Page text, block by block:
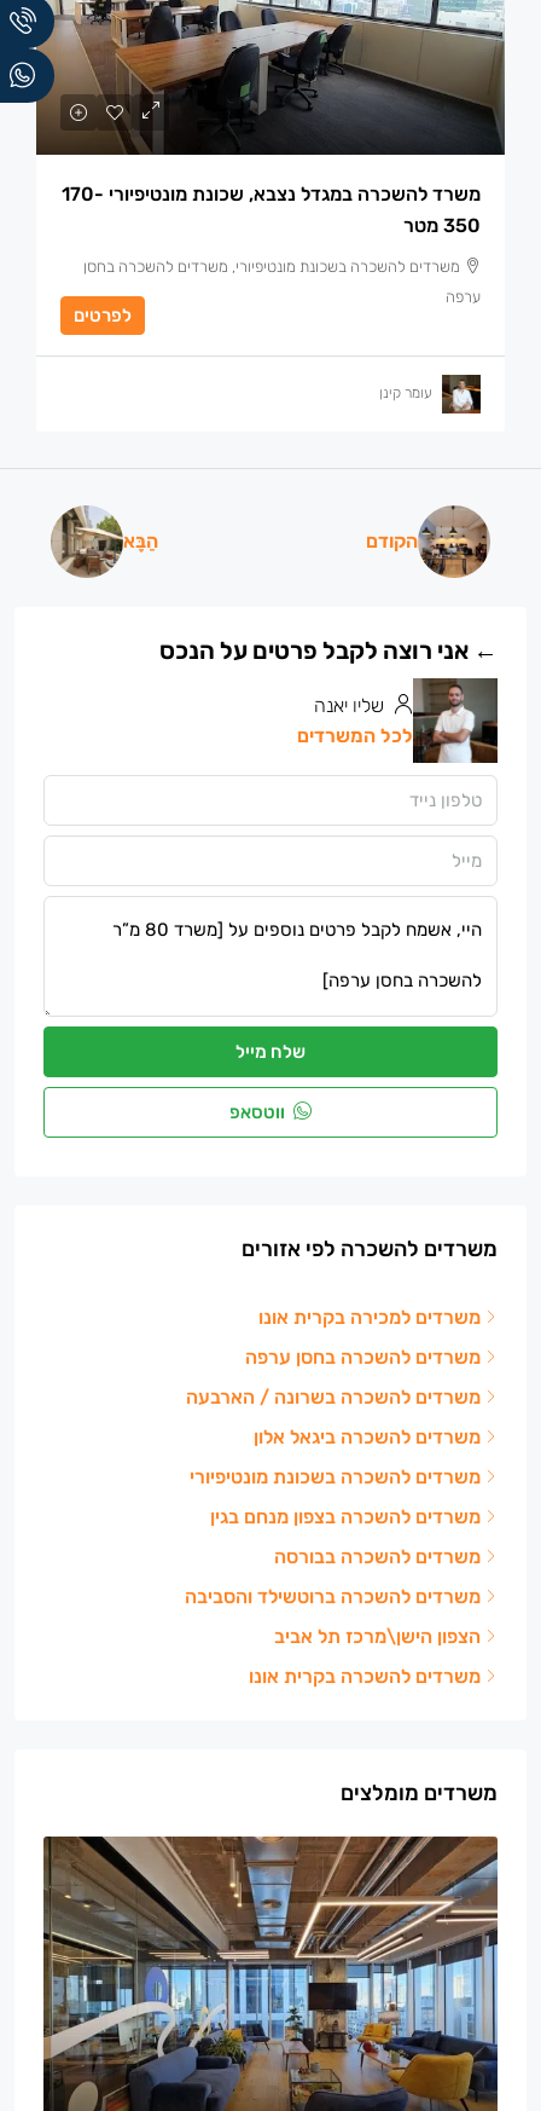
משרד להשכרה במגדל נצבא, שכונת מונטיפיורי 170-
350 מטר
משרדים להשכרה בשכונת מונטיפיורי, משרדים להשכרה בחסן
ערפה
לפרטים
עומר קינן
הקודם הַבָּא
שליו יאנה
לכל המשרדים
שלח מייל
ווטסאפ
משרדים להשכרה לפי אזורים
משרדים למכירה בקרית אונו
משרדים להשכרה בחסן ערפה
משרדים להשכרה בשרונה / הארבעה
משרדים להשכרה ביגאל אלון
משרדים להשכרה בשכונת מונטיפיורי
משרדים להשכרה בצפון מנחם בגין
משרדים להשכרה בבורסה
משרדים להשכרה ברוטשילד והסביבה
הצפון הישן\מרכז תל אביב
משרדים להשכרה בקרית אונו
משרדים מומלצים